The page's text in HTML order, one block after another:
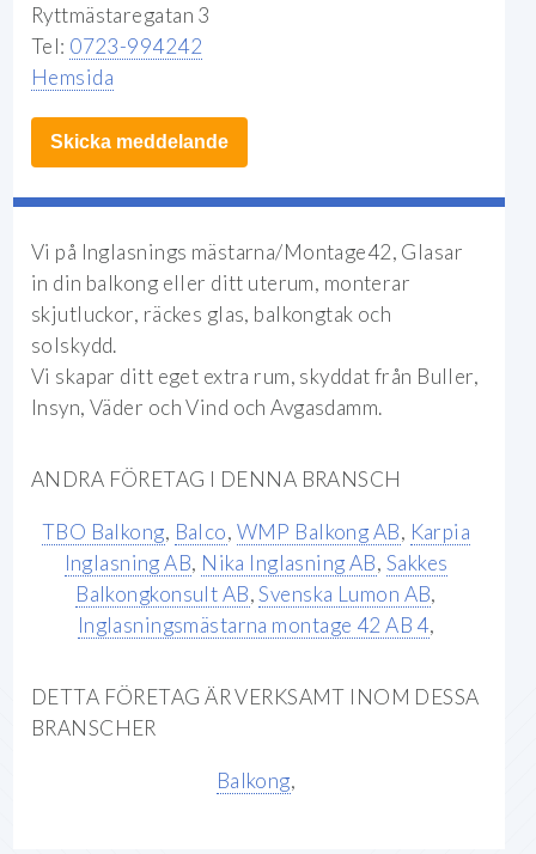
Ryttmästaregatan 3
Tel: 0723-994242
Hemsida
Skicka meddelande
Vi på Inglasnings mästarna/Montage42, Glasar
in din balkong eller ditt uterum, monterar
skjutluckor, räckes glas, balkongtak och
solskydd.
Vi skapar ditt eget extra rum, skyddat från Buller,
Insyn, Väder och Vind och Avgasdamm.
ANDRA FÖRETAG I DENNA BRANSCH
TBO Balkong, Balco, WMP Balkong AB, Karpia
Inglasning AB, Nika Inglasning AB, Sakkes
Balkongkonsult AB,Svenska Lumon AB,
Inglasningsmästarna montage 42 AB 4,
DETTA FÖRETAG ÄR VERKSAMT INOM DESSA
BRANSCHER
Balkong,